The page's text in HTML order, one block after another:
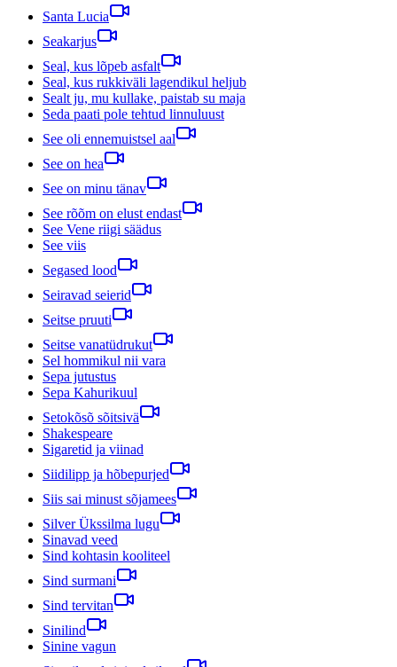
Santa Lucia
Seakarjus
Seal, kus lõpeb asfalt
Seal, kus rukkiväli lagendikul heljub
Sealt ju, mu kullake, paistab su maja
Seda paati pole tehtud linnuluust
See oli ennemuistsel aal
See on hea
See on minu tänav
See rõõm on elust endast
See Vene riigi säädus
See viis
Segased lood
Seiravad seierid
Seitse pruuti
Seitse vanatüdrukut
Sel hommikul nii vara
Sepa jutustus
Sepa Kahurikuul
Setokõsõ sõitsivä
Shakespeare
Sigaretid ja viinad
Siidilipp ja hõbepurjed
Siis sai minust sõjamees
Silver Ükssilma lugu
Sinavad veed
Sind kohtasin kooliteel
Sind surmani
Sind tervitan
Sinilind
Sinine vagun